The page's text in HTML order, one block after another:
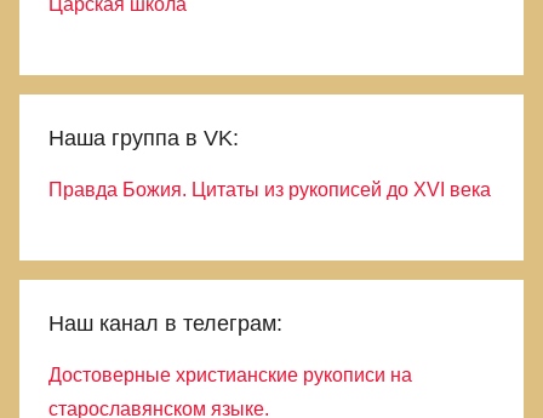
Наша группа в VK:
Правда Божия. Цитаты из рукописей до XVI века
Наш канал в телеграм:
Достоверные христианские рукописи на
старославянском языке.